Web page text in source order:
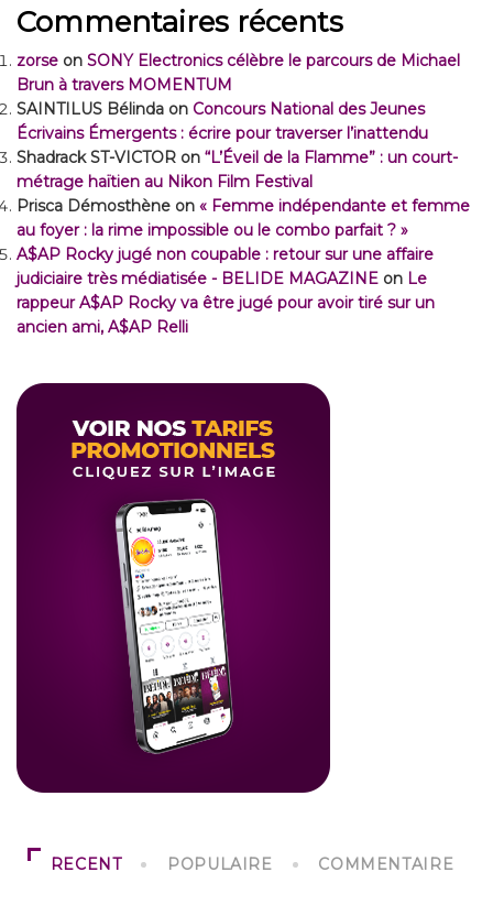
Commentaires récents
zorse on SONY Electronics célèbre le parcours de Michael
Brun à travers MOMENTUM
SAINTILUS Bélinda on Concours National des Jeunes
Écrivains Émergents : écrire pour traverser l’inattendu
Shadrack ST-VICTOR on “L’Éveil de la Flamme” : un court-
métrage haïtien au Nikon Film Festival
Prisca Démosthène on « Femme indépendante et femme
au foyer : la rime impossible ou le combo parfait ? »
A$AP Rocky jugé non coupable : retour sur une affaire
judiciaire très médiatisée - BELIDE MAGAZINE on Le
rappeur A$AP Rocky va être jugé pour avoir tiré sur un
ancien ami, A$AP Relli
RECENT POPULAIRE COMMENTAIRE